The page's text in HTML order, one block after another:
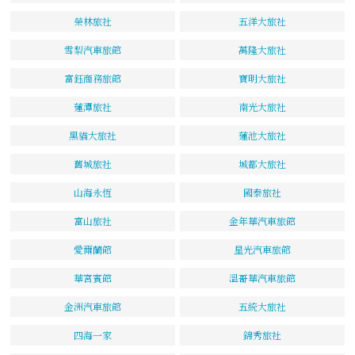
榮林旅社 五洋大旅社
雪梨汽車旅館 萬隆大旅社
富鈺商務旅館 寶明大旅社
蓮潭旅社 南光大旅社
黑貓大旅社 蓮池大旅社
舊城旅社 城都大旅社
山海永恆 國泰旅社
富山旅社 金年華汽車旅館
愛爾蘭館 星光汽車旅館
華宮賓館 溫哥華汽車旅館
金洲汽車旅館 五統大旅社
四海一家 錦秀旅社